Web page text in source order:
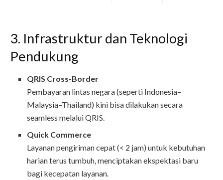
3. Infrastruktur dan Teknologi
Pendukung
QRIS Cross-Border
Pembayaran lintas negara (seperti Indonesia–
Malaysia–Thailand) kini bisa dilakukan secara
seamless melalui QRIS.
Quick Commerce
Layanan pengiriman cepat (< 2 jam) untuk kebutuhan
harian terus tumbuh, menciptakan ekspektasi baru
bagi kecepatan layanan.